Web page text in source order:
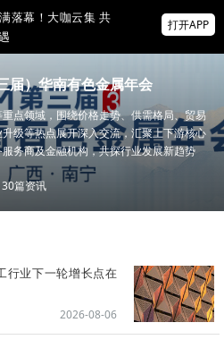
落幕！大咖云集 共
元周线两连跌 金属
打开APP
届）华南有色金属年会
点领域，围绕价格走势、供需格局、贸易
级等热点展开深入交流，汇聚上下游核心
务商及金融机构，共探行业发展新趋势
30篇资讯
行业下一轮增长点在
2026-08-06